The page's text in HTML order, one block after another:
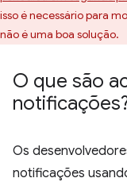
isso é necessário para
não é uma boa solução.
O que são
Os
notificações